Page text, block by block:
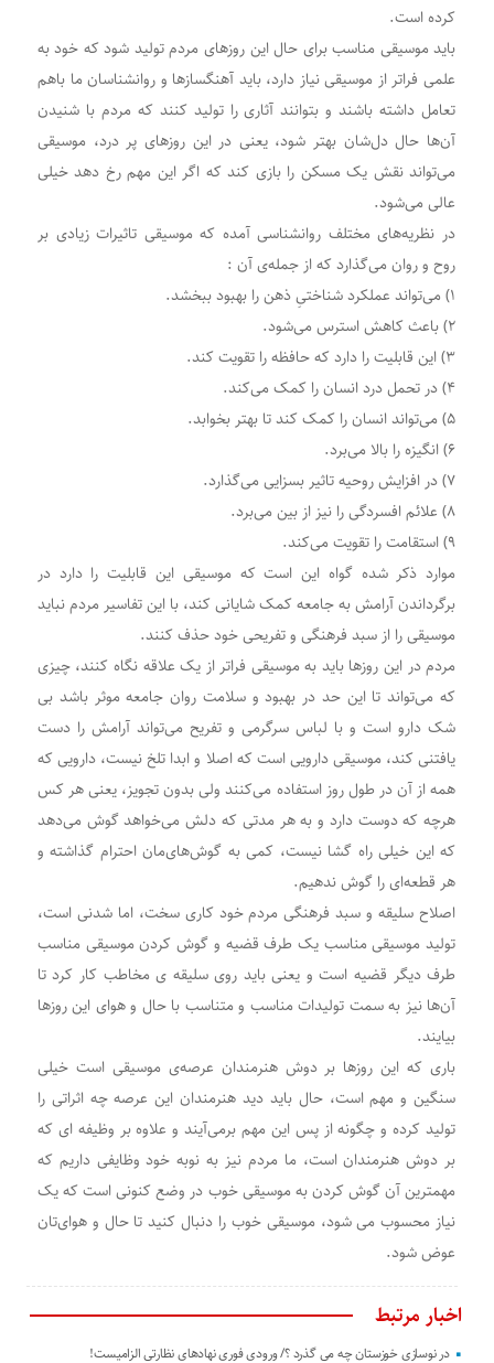
کرده است.
باید موسیقی مناسب برای حال این روز‌های مردم تولید شود که خود به
علمی فراتر از موسیقی نیاز دارد، باید آهنگساز‌ها و روانشناسان ما باهم
تعامل داشته باشند و بتوانند آثاری را تولید کنند که مردم با شنیدن
آن‌ها حال دل‌‌شان بهتر شود‌، یعنی در این روزهای پر درد، موسیقی
می‌تواند نقش یک مسکن را بازی کند که اگر این مهم رخ دهد خیلی
عالی می‌شود.
در نظریه‌های مختلف روانشناسی آمده که موسیقی تاثیرات زیادی بر
روح و روان می‌گذارد که از جمله‌ی آن :
۱) می‌تواند عملکرد شناختیِ ذهن را بهبود ببخشد.
۲) باعث کاهش استرس می‌شود.
۳) این قابلیت را دارد که حافظه را تقویت کند.
۴) در تحمل درد انسان را کمک می‌کند.
۵) می‌تواند انسان را کمک کند تا بهتر بخوابد.
۶) انگیزه را بالا می‌برد.
۷) در افزایش روحیه تاثیر بسزایی می‌گذارد.
۸) علائم افسردگی را نیز از بین می‌برد.
۹) استقامت را تقویت می‌کند.
موارد ذکر شده گواه این است که موسیقی این قابلیت را دارد در
برگرداندن آرامش به جامعه کمک شایانی کند، با این تفاسیر مردم نباید
موسیقی را از سبد فرهنگی و تفریحی خود حذف کنند.
مردم در این روزها باید به موسیقی فراتر از یک علاقه نگاه کنند، چیزی
که می‌تواند تا این حد در بهبود و سلامت روان جامعه موثر باشد بی
شک دارو است‌ و با لباس سرگرمی و تفریح می‌تواند آرامش را دست
یافتنی کند، موسیقی دارویی است که اصلا و ابدا تلخ نیست، دارویی که
همه از آن در طول روز استفاده می‌کنند ولی بدون تجویز، یعنی هر کس
هرچه که دوست دارد و به هر مدتی که دلش می‌خواهد گوش می‌دهد
که این خیلی راه گشا نیست، کمی به گوش‌های‌مان احترام گذاشته و
هر قطعه‌ای را گوش ندهیم.
اصلاح سلیقه و سبد فرهنگی مردم خود کاری سخت، اما شدنی است،
تولید موسیقی مناسب یک طرف قضیه و گوش کردن موسیقی مناسب
طرف دیگر قضیه است و یعنی باید روی سلیقه ی مخاطب کار کرد تا
آن‌ها نیز به سمت تولیدات مناسب و متناسب با حال و هوای این روزها
بیایند.
باری که این روزها بر دوش هنرمندان عرصه‌ی موسیقی است خیلی
سنگین و مهم است، حال باید دید هنرمندان این عرصه چه اثراتی را
تولید کرده و چگونه از پس این مهم برمی‌آیند و علاوه بر وظیفه ای که
بر دوش هنرمندان است، ما مردم نیز به نوبه خود وظایفی داریم که
مهمترین آن گوش کردن به موسیقی خوب در وضع کنونی است که یک
نیاز محسوب می شود، موسیقی خوب را دنبال کنید تا حال و هوای‌تان
عوض شود.
اخبار مرتبط
در نوسازی خوزستان چه می گذرد ؟/ ورودی فوری نهادهای نظارتی الزامیست!